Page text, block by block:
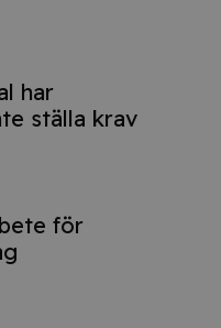
har
ställa krav
för